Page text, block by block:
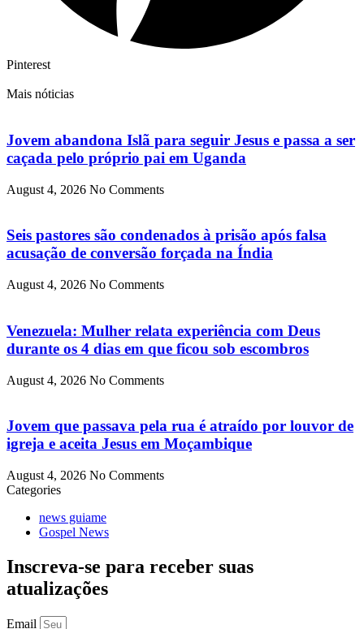
Pinterest
Mais nóticias
Jovem abandona Islã para seguir Jesus e passa a ser
caçada pelo próprio pai em Uganda
August 4, 2026 No Comments
Seis pastores são condenados à prisão após falsa
acusação de conversão forçada na Índia
August 4, 2026 No Comments
Venezuela: Mulher relata experiência com Deus
durante os 4 dias em que ficou sob escombros
August 4, 2026 No Comments
Jovem que passava pela rua é atraído por louvor de
igreja e aceita Jesus em Moçambique
August 4, 2026 No Comments
Categories
news guiame
Gospel News
Inscreva-se para receber suas
atualizações
Email